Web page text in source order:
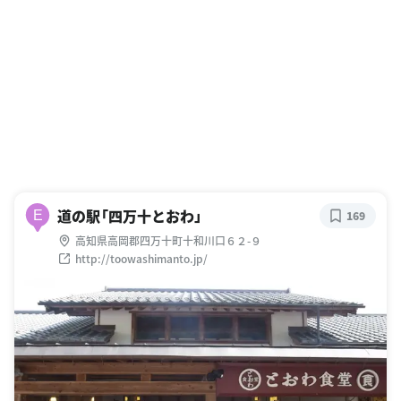
E 道の駅「四万十とおわ」
高知県高岡郡四万十町十和川口６２-９
http://toowashimanto.jp/
169